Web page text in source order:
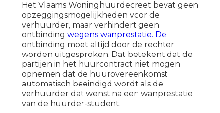
Het Vlaams Woninghuurdecreet bevat geen
opzeggingsmogelijkheden voor de
verhuurder, maar verhindert geen
ontbinding wegens wanprestatie. De
ontbinding moet altijd door de rechter
worden uitgesproken. Dat betekent dat de
partijen in het huurcontract niet mogen
opnemen dat de huurovereenkomst
automatisch beëindigd wordt als de
verhuurder dat wenst na een wanprestatie
van de huurder-student.